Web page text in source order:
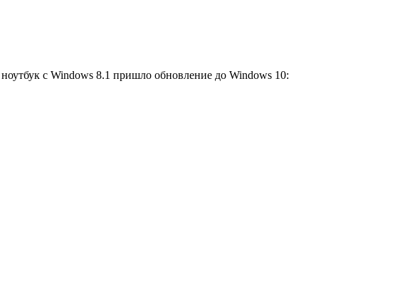
с Windows 8.1 пришло обновление до Windows 10: